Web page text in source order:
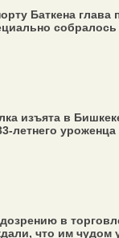
Баткена
изъята в
летнего
в
что им